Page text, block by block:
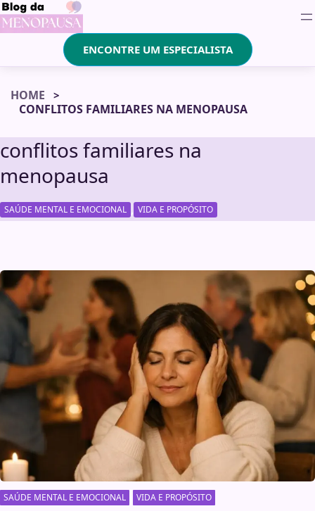
ENCONTRE UM ESPECIALISTA
HOME
CONFLITOS FAMILIARES NA MENOPAUSA
conflitos familiares na
menopausa
SAÚDE MENTAL E EMOCIONAL , VIDA E PROPÓSITO
SAÚDE MENTAL E EMOCIONAL VIDA E PROPÓSITO